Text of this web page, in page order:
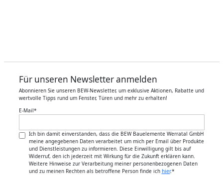
Für unseren Newsletter anmelden
Abonnieren Sie unseren BEW-Newsletter, um exklusive Aktionen, Rabatte und
wertvolle Tipps rund um Fenster, Türen und mehr zu erhalten!
E-Mail*
Ich bin damit einverstanden, dass die BEW Bauelemente Werratal GmbH
meine angegebenen Daten verarbeitet um mich per Email über Produkte
und Dienstleistungen zu informieren. Diese Einwilligung gilt bis auf
Widerruf, den ich jederzeit mit Wirkung für die Zukunft erklären kann.
Weitere Hinweise zur Verarbeitung meiner personenbezogenen Daten
und zu meinen Rechten als betroffene Person finde ich hier.*